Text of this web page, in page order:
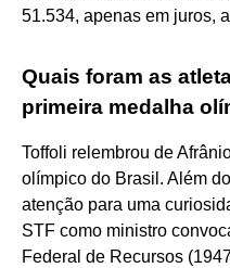
51.534, apenas em juros,
Quais foram as
primeira medalha
Toffoli relembrou de
olímpico do Brasil. Além
atenção para uma
STF como ministro
Federal de Recursos